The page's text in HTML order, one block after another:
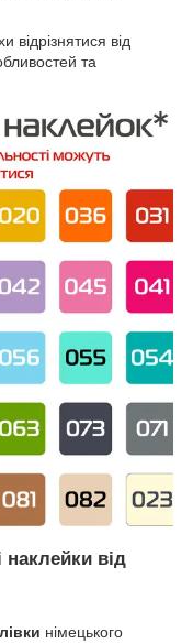
відрізнятися від
та
наклейки від
німецького